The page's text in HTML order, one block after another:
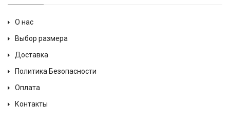
О нас
Выбор размера
Доставка
Политика Безопасности
Оплата
Контакты